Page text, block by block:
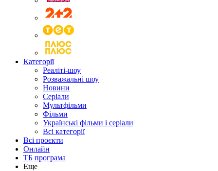
Категорії
Реаліті-шоу
Розважальні шоу
Новини
Серіали
Мультфільми
Фільми
Українські фільми і серіали
Всі категорії
Всі проєкти
Онлайн
ТБ програма
Еще